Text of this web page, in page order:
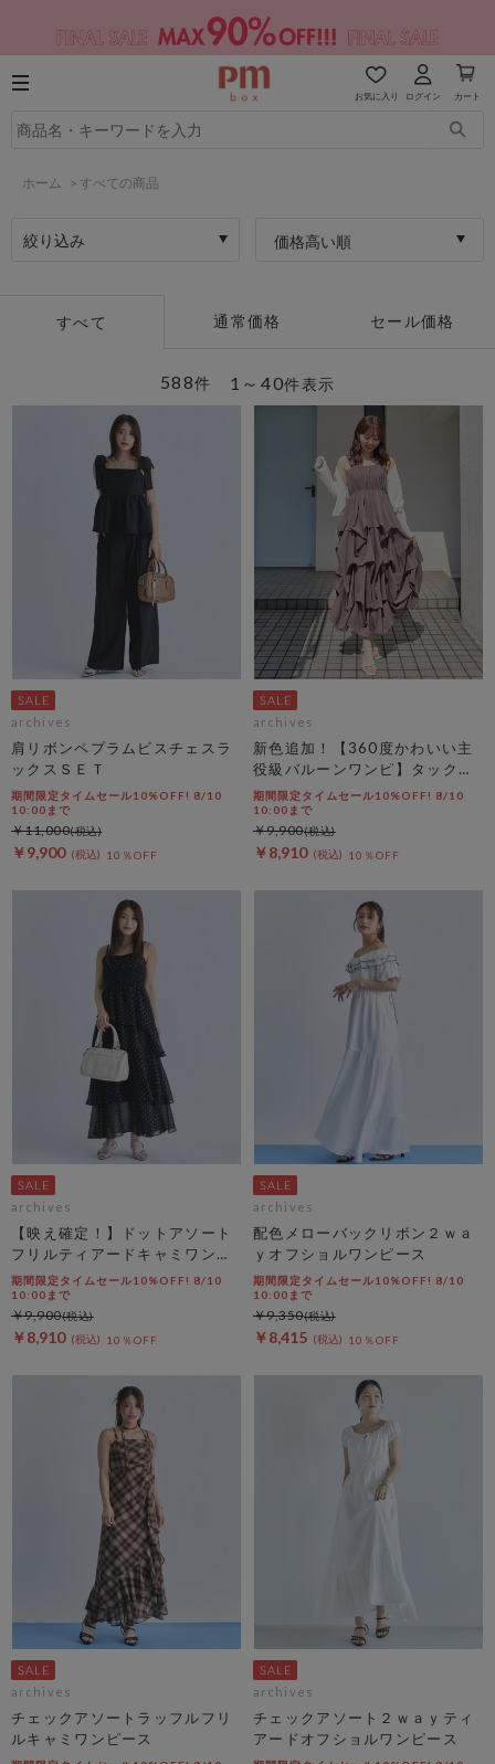
お気に入り ログイン カート
ホーム > すべての商品
絞り込み 価格高い順
すべて 通常価格 セール価格
1～40件表示
588件
archives
肩リボンペプラムビスチェスラ
ックスＳＥＴ
期間限定タイムセール10%OFF! 8/10
10:00まで
￥9,900 10％OFF
￥11,000
archives
新色追加！【360度かわいい主
役級バルーンワンピ】タックバ
ルーンノースリギャザーワンピ
ース
期間限定タイムセール10%OFF! 8/10
10:00まで
￥8,910 10％OFF
￥9,900
archives
【映え確定！】ドットアソート
フリルティアードキャミワンピ
ース
期間限定タイムセール10%OFF! 8/10
10:00まで
￥8,910 10％OFF
￥9,900
archives
配色メローバックリボン２ｗａ
ｙオフショルワンピース
期間限定タイムセール10%OFF! 8/10
10:00まで
￥8,415 10％OFF
￥9,350
archives
チェックアソートラッフルフリ
ルキャミワンピース
archives
チェックアソート２ｗａｙティ
アードオフショルワンピース